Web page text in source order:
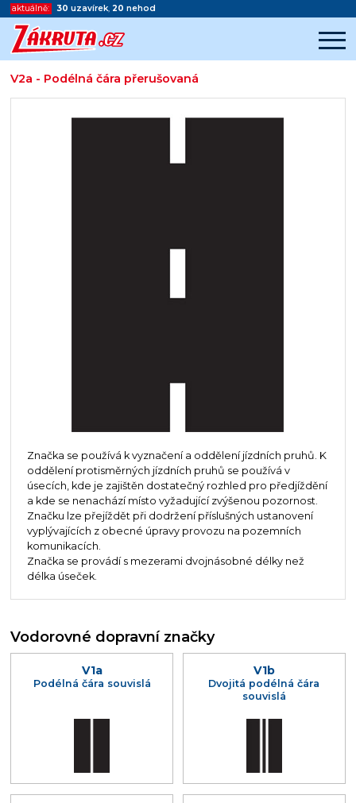
aktuálně: 30 uzavírek, 20 nehod
V2a - Podélná čára přerušovaná
Začátek reklamy
Značka se používá k vyznačení a oddělení jízdních pruhů. K
oddělení protisměrných jízdních pruhů se používá v
úsecích, kde je zajištěn dostatečný rozhled pro předjíždění
a kde se nenachází místo vyžadující zvýšenou pozornost.
Značku lze přejíždět při dodržení příslušných ustanovení
vyplývajících z obecné úpravy provozu na pozemních
komunikacích.
Značka se provádí s mezerami dvojnásobné délky než
délka úseček.
Vodorovné dopravní značky
V1a
Podélná čára souvislá
V1b
Dvojitá podélná čára
souvislá